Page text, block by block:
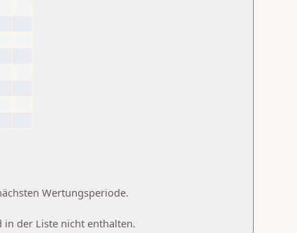
Wertungsperiode.
der Liste nicht enthalten.